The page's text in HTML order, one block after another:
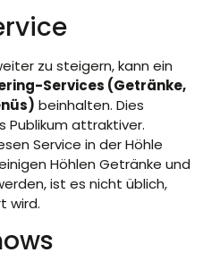
zu steigern, kann ein
Services (Getränke,
beinhalten. Dies
Publikum attraktiver.
Service in der Höhle
Höhlen Getränke und
ist es nicht üblich,
wird.